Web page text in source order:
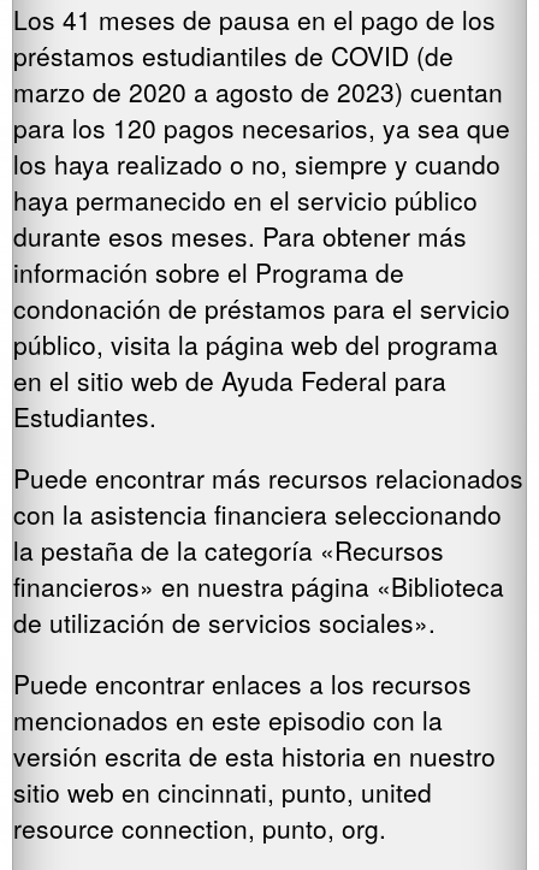
Los 41 meses de pausa en el pago de los
préstamos estudiantiles de COVID (de
marzo de 2020 a agosto de 2023) cuentan
para los 120 pagos necesarios, ya sea que
los haya realizado o no, siempre y cuando
haya permanecido en el servicio público
durante esos meses. Para obtener más
información sobre el Programa de
condonación de préstamos para el servicio
público, visita la página web del programa
en el sitio web de Ayuda Federal para
Estudiantes.
Puede encontrar más recursos relacionados
con la asistencia financiera seleccionando
la pestaña de la categoría «Recursos
financieros» en nuestra página «Biblioteca
de utilización de servicios sociales».
Puede encontrar enlaces a los recursos
mencionados en este episodio con la
versión escrita de esta historia en nuestro
sitio web en cincinnati, punto, united
resource connection, punto, org.